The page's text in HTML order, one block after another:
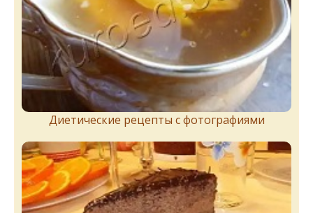
Диетические рецепты с фотографиями